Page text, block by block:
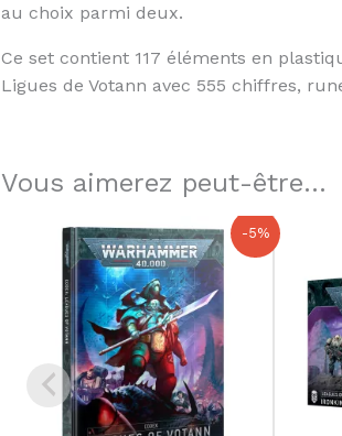
au choix parmi deux.
Ce set contient 117 éléments en
Ligues de Votann avec 555 chiffres,
Vous aimerez peut-être...
-5%
Le
prix
initial
était :
50,00 €.
Le
prix
actuel
est :
47,50 €.